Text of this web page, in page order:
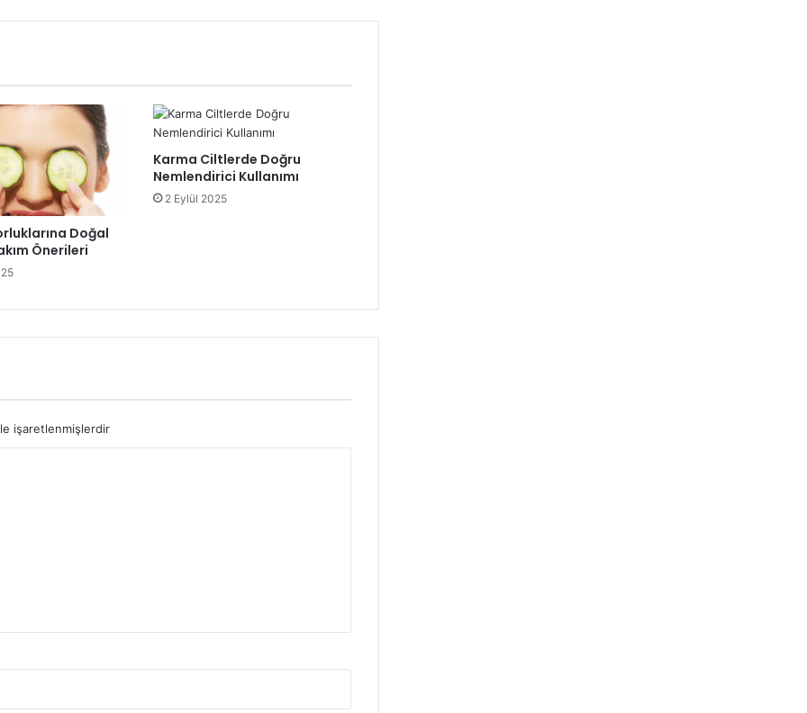
Doğal
Önerileri
Karma Ciltlerde Doğru
Nemlendirici Kullanımı
2 Eylül 2025
işaretlenmişlerdir